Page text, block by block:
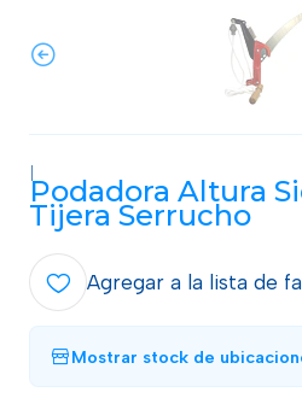
|
Podadora Altura
Tijera Serrucho
Agregar a la lista de
Mostrar stock de